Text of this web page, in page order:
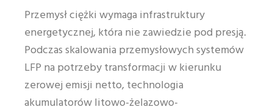
Przemysł ciężki wymaga infrastruktury
energetycznej, która nie zawiedzie pod presją.
Podczas skalowania przemysłowych systemów
LFP na potrzeby transformacji w kierunku
zerowej emisji netto, technologia
akumulatorów litowo-żelazowo-